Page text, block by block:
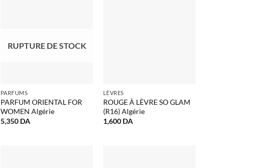
RUPTURE DE STOCK
PARFUMS
PARFUM ORIENTAL FOR
WOMEN Algérie
5,350 DA
LÈVRES
ROUGE À LÈVRE SO GLAM
(R16) Algérie
1,600 DA